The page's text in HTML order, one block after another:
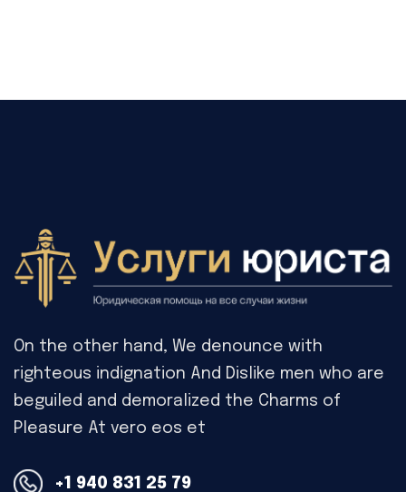
On the other hand, We denounce with
righteous indignation And Dislike men who are
beguiled and demoralized the Charms of
Pleasure At vero eos et
+1 940 831 25 79